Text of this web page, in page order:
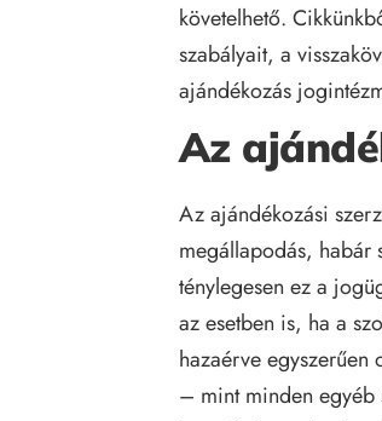
követelhető.
szabályait, a
ajándékozás
Az
Az ajándékozási
megállapodás, habár
ténylegesen ez a
az esetben is, ha a
hazaérve
– mint minden egyéb